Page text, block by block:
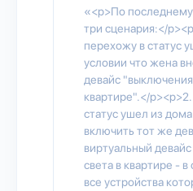
«<p>По последнему
три сценария:</
перехожу в статус
условии что жена
девайс "выключения
квартире".</
статус ушел из
включить тот же
виртуальный
света в квартире -
все устройства